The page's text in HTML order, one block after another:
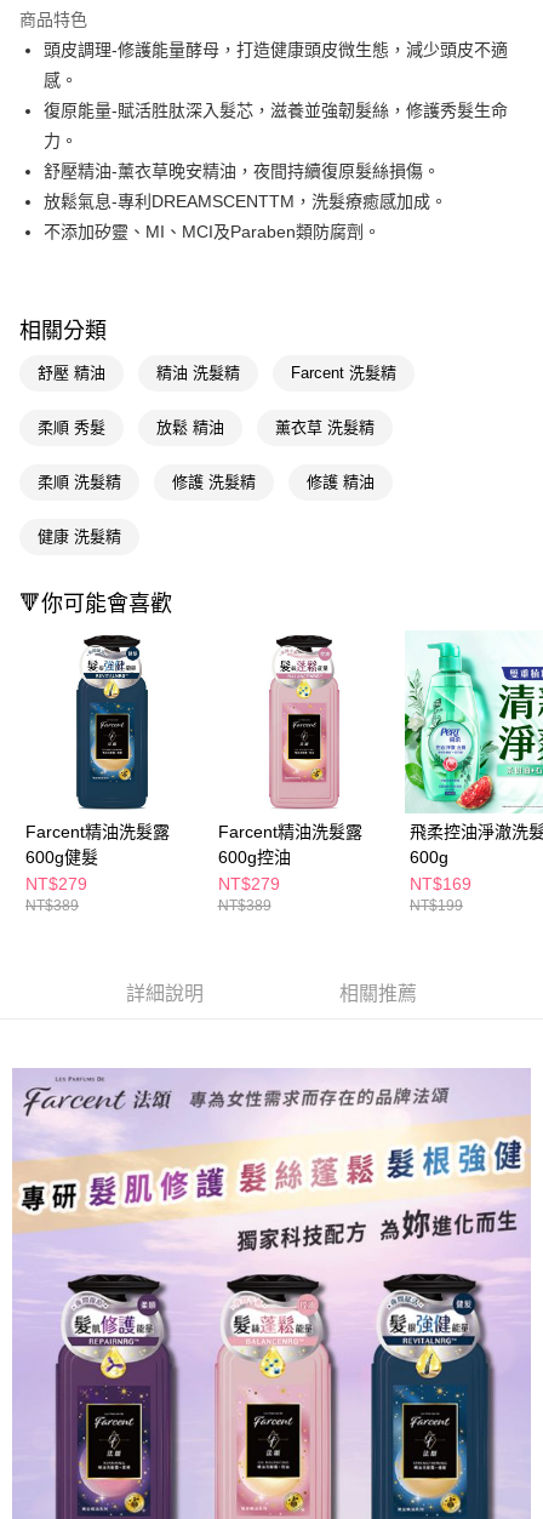
LINE Pay
Apple Pay
街口支付
悠遊付
Google Pay
【關於「AFTEE先享後付」】
便利好安心！
３．安心：先確認商品／服務後，再付款。
【「AFTEE先享後付」結帳流程】
２．訂單成立數日內，您將收到繳費通知簡訊。
※ 請注意：結帳手續完成當下不需立刻繳費，但若您需要取消訂單，請聯絡
購買商品的店家。未經商家同意取消之訂單仍視為有效，需透過AFTEE先享
後付繳納相關費用。
※ 交易是否成功請以「AFTEE先享後付 」之結帳頁面顯示為準，若有關於
是否繳費成功／繳費後需取消欲退款等相關疑問，請聯繫「AFTEE先享後付
客戶支援中心」 https://netprotections.freshdesk.com/support/home
【注意事項】
１．透過由恩沛科技股份有限公司提供之「AFTEE先享後付」服務完成之交
易，需依本服務之必要範圍內提供個人資料，並將交易相關給付款項請求債
權轉讓予恩沛科技股份有限公司。
２．關於個人資料處理事宜，請瀏覽以下網址：
https://aftee.tw/terms/#terms3
３．未成年的使用者請事先徵得法定代理人或監護人之同意方可使用
「AFTEE先享後付」，若未經同意申辦者引起之損失，本公司不負相關責
時審查核予不同之上限額度；若仍有額度不足之情形，本公司將視審查結果
請求用戶進行身份認證。
即享券
每筆NT$65，滿NT$390(含以上)免運費
萊爾富取貨付款
付款後萊爾富取貨
每筆NT$65，滿NT$490(含以上)免運費
7-11取貨付款
每筆NT$65，滿NT$490(含以上)免運費
付款後7-11取貨
每筆NT$65，滿NT$490(含以上)免運費
宅配(本島)
付款後寶雅門市自取(由倉庫統一出貨)
商品特色
頭皮調理-修護能量酵母，打造健康頭皮微生態，減少頭皮不適
感。
復原能量-賦活胜肽深入髮芯，滋養並強韌髮絲，修護秀髮生命
力。
舒壓精油-薰衣草晚安精油，夜間持續復原髮絲損傷。
放鬆氣息-專利DREAMSCENTTM，洗髮療癒感加成。
不添加矽靈、MI、MCI及Paraben類防腐劑。
相關分類
舒壓 精油 精油 洗髮精 Farcent 洗髮精
柔順 秀髮 放鬆 精油 薰衣草 洗髮精
柔順 洗髮精 修護 洗髮精 修護 精油
健康 洗髮精
🔻你可能會喜歡
Farcent精油洗髮露
600g健髮
NT$279
NT$389
Farcent精油洗髮露
600g控油
NT$279
NT$389
飛柔控油淨澈洗
600g
NT$169
NT$199
詳細說明 相關推薦